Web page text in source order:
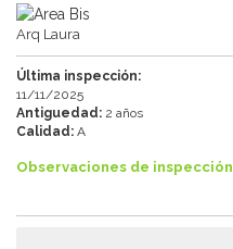
Arq Laura
Última inspección:
11/11/2025
Antiguedad: 2 años
Calidad: A
Observaciones de inspección